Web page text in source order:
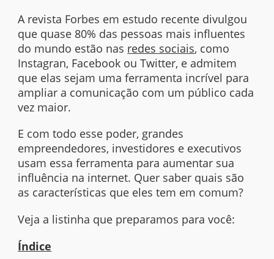
A revista Forbes em estudo recente divulgou
que quase 80% das pessoas mais influentes
do mundo estão nas redes sociais, como
Instagran, Facebook ou Twitter, e admitem
que elas sejam uma ferramenta incrível para
ampliar a comunicação com um público cada
vez maior.
E com todo esse poder, grandes
empreendedores, investidores e executivos
usam essa ferramenta para aumentar sua
influência na internet. Quer saber quais são
as características que eles tem em comum?
Veja a listinha que preparamos para você:
Índice